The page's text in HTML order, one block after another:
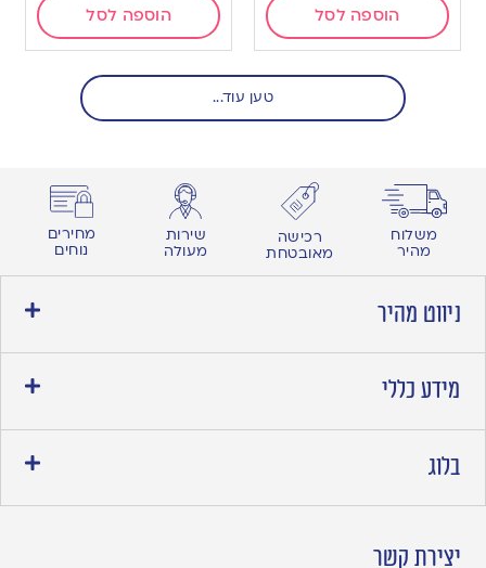
הוספה לסל הוספה לסל
טען עוד...
משלוח
מהיר
רכישה
מאובטחת
שירות
מעולה
מחירים
נוחים
ניווט מהיר
מידע כללי
בלוג
יצירת קשר